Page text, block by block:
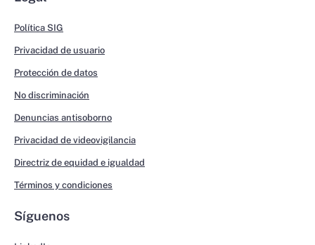
Política SIG
Privacidad de usuario
Protección de datos
No discriminación
Denuncias antisoborno
Privacidad de videovigilancia
Directriz de equidad e igualdad
Términos y condiciones
Síguenos